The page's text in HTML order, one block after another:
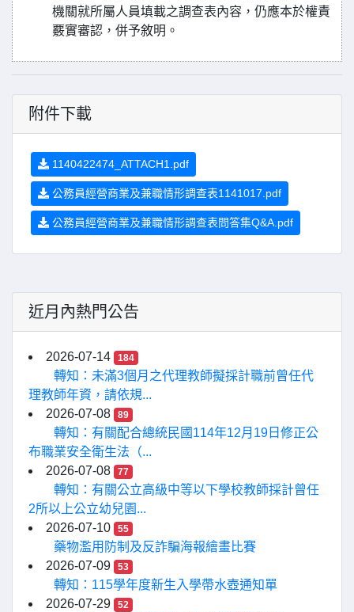
機關就所屬人員填載之調查表內容，仍應本於權責
覈實審認，併予敘明。
附件下載
1140422474_ATTACH1.pdf
公務員經營商業及兼職情形調查表1141017.pdf
公務員經營商業及兼職情形調查表問答集Q&A.pdf
近月內熱門公告
2026-07-14 184
轉知：未滿3個月之代理教師擬採計職前曾任代
理教師年資，請依規...
2026-07-08
89
轉知：有關配合總統民國114年12月19日修正公
布職業安全衛生法（...
2026-07-08
77
轉知：有關公立高級中等以下學校教師採計曾任
2所以上公立幼兒園...
2026-07-10
55
藥物濫用防制及反詐騙海報繪畫比賽
2026-07-09
53
轉知：115學年度新生入學帶水壺通知單
2026-07-29
52